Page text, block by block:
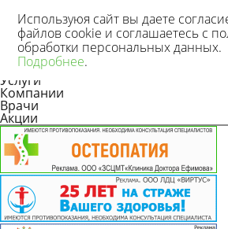
Новости
Статьи
Услуги
Компании
Врачи
Акции
Используюя сайт вы даете
файлов cookie и соглашаетесь с
обработки персональных данных.
Подробнее.